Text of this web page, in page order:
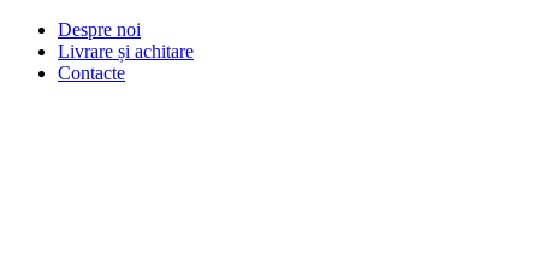
Despre noi
Livrare și achitare
Contacte